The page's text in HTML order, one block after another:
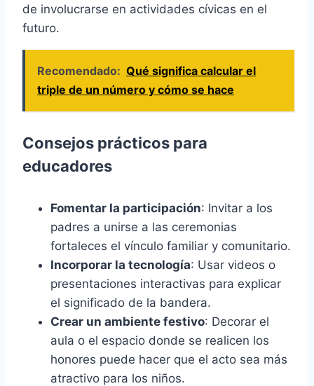
de involucrarse en actividades cívicas en el
futuro.
Recomendado: Qué significa calcular el
triple de un número y cómo se hace
Consejos prácticos para
educadores
Fomentar la participación: Invitar a los
padres a unirse a las ceremonias
fortaleces el vínculo familiar y comunitario.
Incorporar la tecnología: Usar videos o
presentaciones interactivas para explicar
el significado de la bandera.
Crear un ambiente festivo: Decorar el
aula o el espacio donde se realicen los
honores puede hacer que el acto sea más
atractivo para los niños.